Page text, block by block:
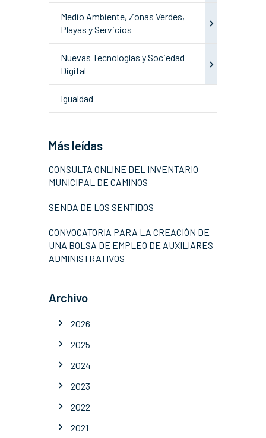
Medio Ambiente, Zonas Verdes,
Playas y Servicios
Nuevas Tecnologías y Sociedad
Digital
Igualdad
Más leídas
CONSULTA ONLINE DEL INVENTARIO
MUNICIPAL DE CAMINOS
SENDA DE LOS SENTIDOS
CONVOCATORIA PARA LA CREACIÓN DE
UNA BOLSA DE EMPLEO DE AUXILIARES
ADMINISTRATIVOS
Archivo
2026
2025
2024
2023
2022
2021